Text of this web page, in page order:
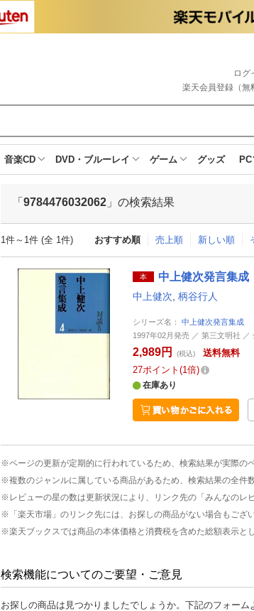
ログ
楽天会員登録（無
音楽CD DVD・ブルーレイ ゲーム グッズ PC
「 9784476032062 」の検索結果
1件～1件 (全 1件) おすすめ順 売上順 新しい順
本 中上健次発言集成
中上健次 柄谷行人
シリーズ名： 中上健次発言集成
1997年02月発売 ／ 第三文明社 ／
2,989円 (税込)
送料無料
27ポイント 1倍
在庫あり
※ページの更新が定期的に行われているため、検索結果が実際の
※複数のジャンルに属している商品があるため、検索結果の全件
※レビューの星の数は更新状況により、リンク先の「みんなのレ
※「楽天市場」のリンク先には、お探しの商品がない場合もござ
※楽天ブックスでは商品の本体価格と消費税を含めた総額表示と
検索機能についてのご要望・ご意見
お探しの商品は見つかりましたでしょうか。下記のフォー